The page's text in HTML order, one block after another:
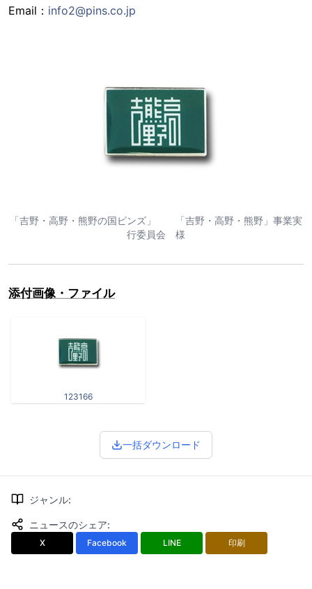
Email： info2@pins.co.jp
「吉野・高野・熊野の国ピンズ」 「吉野・高野・熊野」事業実
行委員会 様
添付画像・ファイル
123166
一括ダウンロード
ジャンル:
ニュースのシェア:
X Facebook LINE 印刷